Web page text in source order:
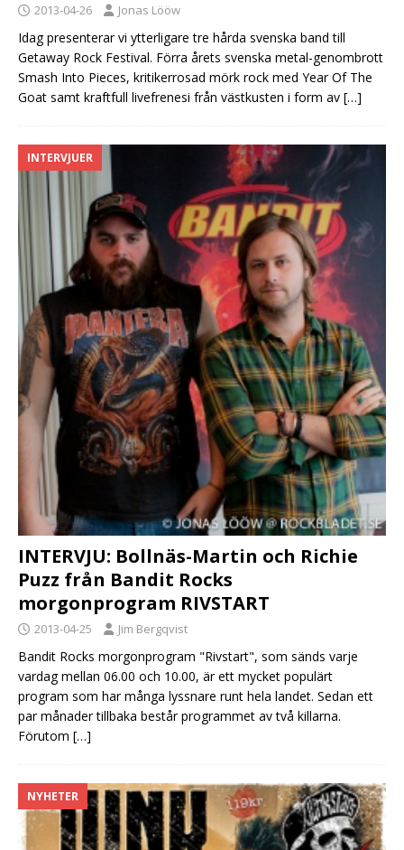
2013-04-26 Jonas Lööw
Idag presenterar vi ytterligare tre hårda svenska band till
Getaway Rock Festival. Förra årets svenska metal-genombrott
Smash Into Pieces, kritikerrosad mörk rock med Year Of The
Goat samt kraftfull livefrenesi från västkusten i form av […]
INTERVJUER
INTERVJU: Bollnäs-Martin och Richie
Puzz från Bandit Rocks
morgonprogram RIVSTART
2013-04-25 Jim Bergqvist
Bandit Rocks morgonprogram "Rivstart", som sänds varje
vardag mellan 06.00 och 10.00, är ett mycket populärt
program som har många lyssnare runt hela landet. Sedan ett
par månader tillbaka består programmet av två killarna.
Förutom […]
NYHETER